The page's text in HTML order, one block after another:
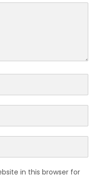
in this browser for